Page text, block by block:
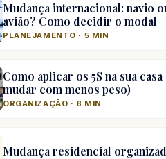
Mudança internacional: navio
avião? Como decidir o modal
PLANEJAMENTO · 5 MIN
Como aplicar os 5S na sua casa
mudar com menos peso)
ORGANIZAÇÃO · 8 MIN
Mudança residencial